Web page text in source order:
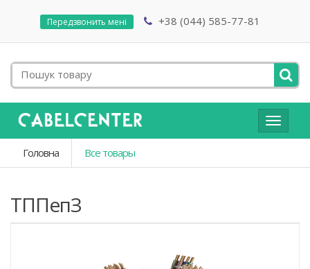
Передзвонить мені +38 (044) 585-77-81
Toggle
Головна
Все товары
ТППепЗ